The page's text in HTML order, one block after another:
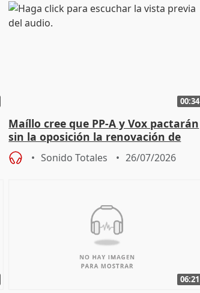
00:34
Maíllo cree que PP-A y Vox pactarán
sin la oposición la renovación de
órganos como el Defensor
Sonido Totales 26/07/2026
06:21